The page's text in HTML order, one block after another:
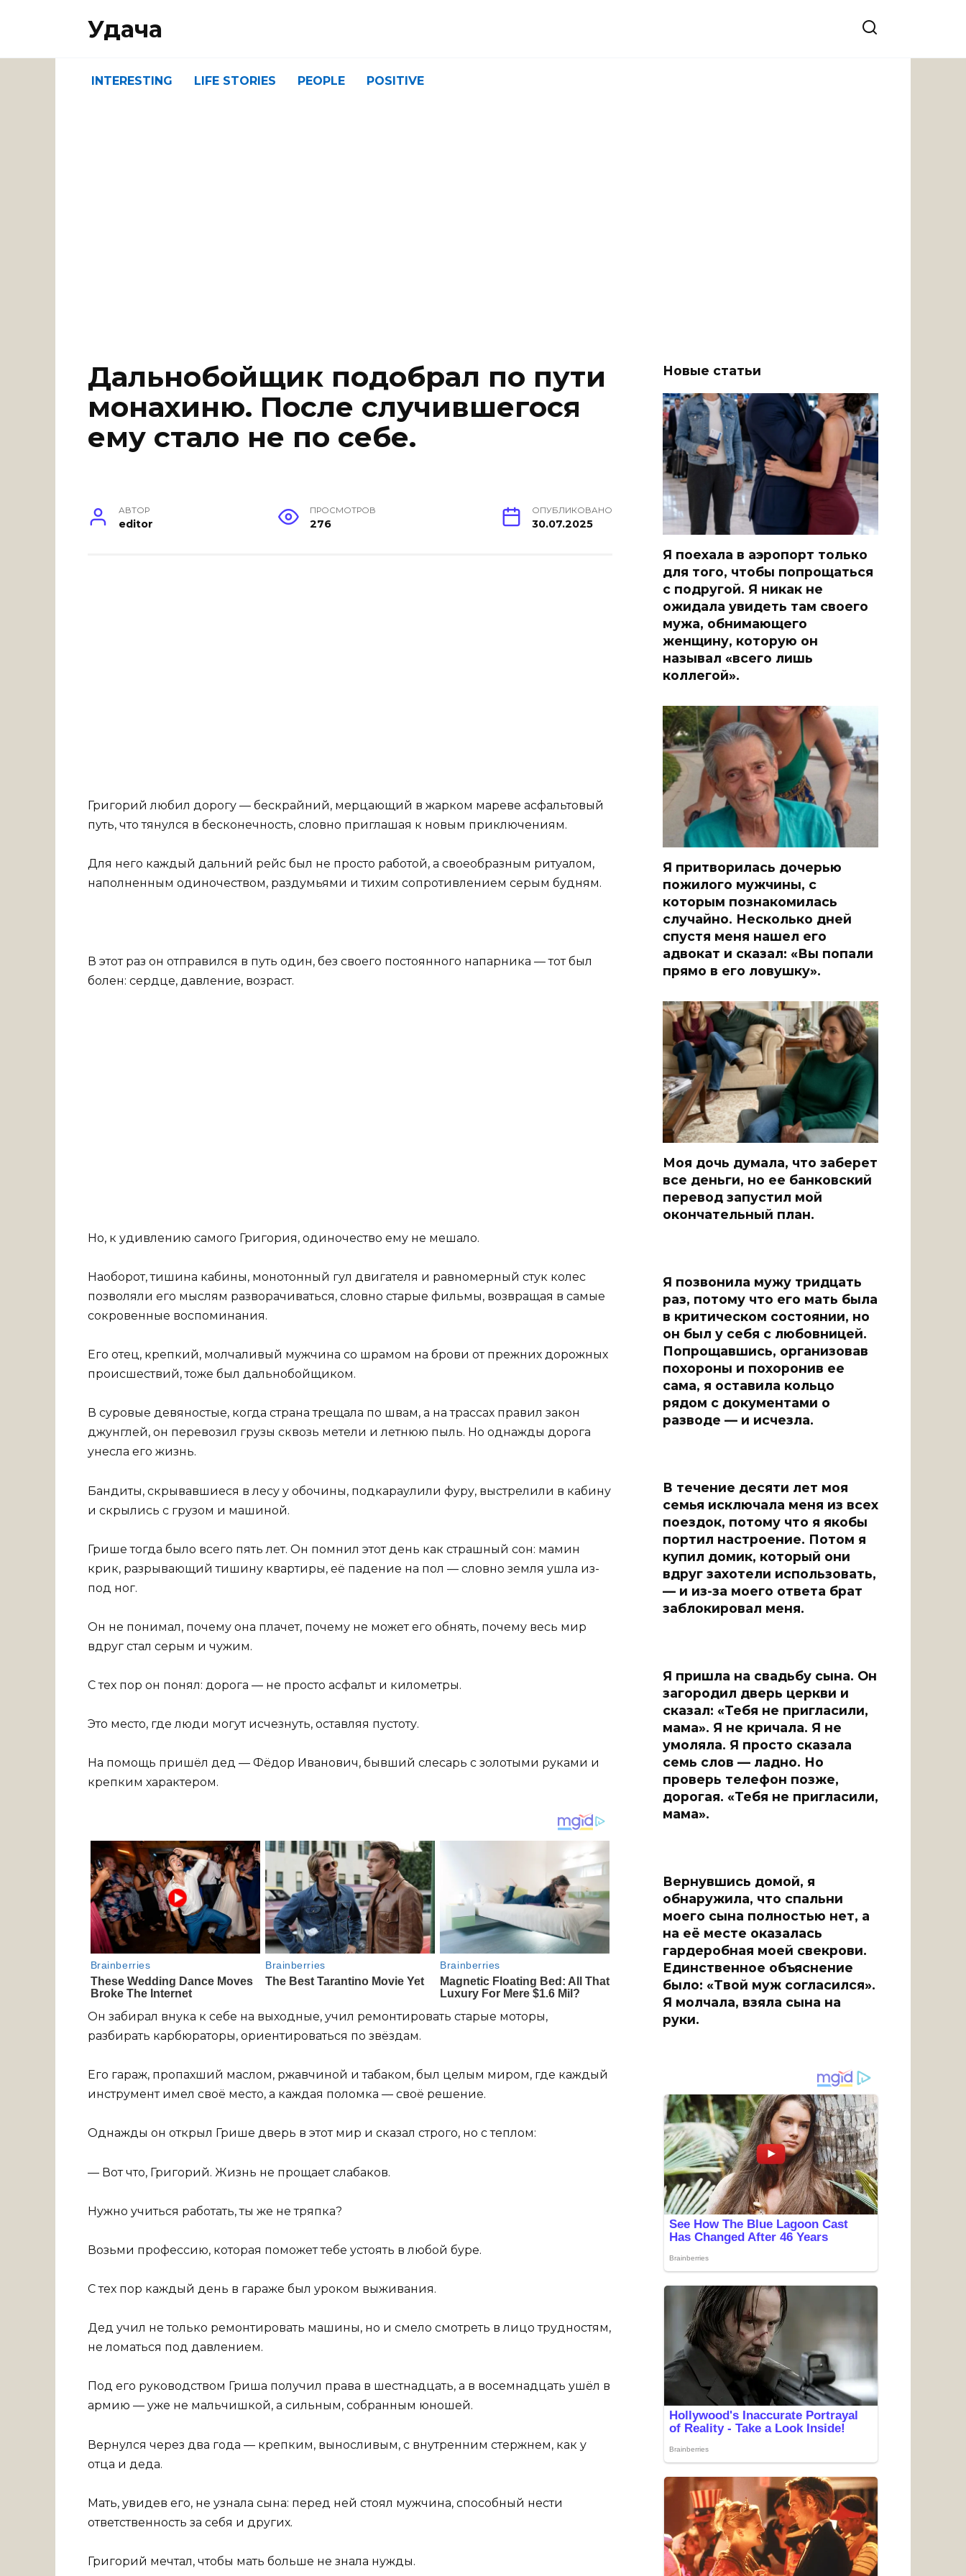
Удача
INTERESTING LIFE STORIES PEOPLE POSITIVE
Дальнобойщик подобрал по пути
монахиню. После случившегося
ему стало не по себе.
АВТОР
editor
ПРОСМОТРОВ
276
ОПУБЛИКОВАНО
30.07.2025
Григорий любил дорогу — бескрайний, мерцающий в жарком мареве асфальтовый
путь, что тянулся в бесконечность, словно приглашая к новым приключениям.
Для него каждый дальний рейс был не просто работой, а своеобразным ритуалом,
наполненным одиночеством, раздумьями и тихим сопротивлением серым будням.
В этот раз он отправился в путь один, без своего постоянного напарника — тот был
болен: сердце, давление, возраст.
Но, к удивлению самого Григория, одиночество ему не мешало.
Наоборот, тишина кабины, монотонный гул двигателя и равномерный стук колес
позволяли его мыслям разворачиваться, словно старые фильмы, возвращая в самые
сокровенные воспоминания.
Его отец, крепкий, молчаливый мужчина со шрамом на брови от прежних дорожных
происшествий, тоже был дальнобойщиком.
В суровые девяностые, когда страна трещала по швам, а на трассах правил закон
джунглей, он перевозил грузы сквозь метели и летнюю пыль. Но однажды дорога
унесла его жизнь.
Бандиты, скрывавшиеся в лесу у обочины, подкараулили фуру, выстрелили в кабину
и скрылись с грузом и машиной.
Грише тогда было всего пять лет. Он помнил этот день как страшный сон: мамин
крик, разрывающий тишину квартиры, её падение на пол — словно земля ушла из-
под ног.
Он не понимал, почему она плачет, почему не может его обнять, почему весь мир
вдруг стал серым и чужим.
С тех пор он понял: дорога — не просто асфальт и километры.
Это место, где люди могут исчезнуть, оставляя пустоту.
На помощь пришёл дед — Фёдор Иванович, бывший слесарь с золотыми руками и
крепким характером.
Он забирал внука к себе на выходные, учил ремонтировать старые моторы,
разбирать карбюраторы, ориентироваться по звёздам.
Его гараж, пропахший маслом, ржавчиной и табаком, был целым миром, где каждый
инструмент имел своё место, а каждая поломка — своё решение.
Однажды он открыл Грише дверь в этот мир и сказал строго, но с теплом:
— Вот что, Григорий. Жизнь не прощает слабаков.
Нужно учиться работать, ты же не тряпка?
Возьми профессию, которая поможет тебе устоять в любой буре.
С тех пор каждый день в гараже был уроком выживания.
Дед учил не только ремонтировать машины, но и смело смотреть в лицо трудностям,
не ломаться под давлением.
Под его руководством Гриша получил права в шестнадцать, а в восемнадцать ушёл в
армию — уже не мальчишкой, а сильным, собранным юношей.
Вернулся через два года — крепким, выносливым, с внутренним стержнем, как у
отца и деда.
Мать, увидев его, не узнала сына: перед ней стоял мужчина, способный нести
ответственность за себя и других.
Григорий мечтал, чтобы мать больше не знала нужды.
Новые статьи
Я поехала в аэропорт только
для того, чтобы попрощаться
с подругой. Я никак не
ожидала увидеть там своего
мужа, обнимающего
женщину, которую он
называл «всего лишь
коллегой».
Я притворилась дочерью
пожилого мужчины, с
которым познакомилась
случайно. Несколько дней
спустя меня нашел его
адвокат и сказал: «Вы попали
прямо в его ловушку».
Моя дочь думала, что заберет
все деньги, но ее банковский
перевод запустил мой
окончательный план.
Я позвонила мужу тридцать
раз, потому что его мать была
в критическом состоянии, но
он был у себя с любовницей.
Попрощавшись, организовав
похороны и похоронив ее
сама, я оставила кольцо
рядом с документами о
разводе — и исчезла.
В течение десяти лет моя
семья исключала меня из всех
поездок, потому что я якобы
портил настроение. Потом я
купил домик, который они
вдруг захотели использовать,
— и из-за моего ответа брат
заблокировал меня.
Я пришла на свадьбу сына. Он
загородил дверь церкви и
сказал: «Тебя не пригласили,
мама». Я не кричала. Я не
умоляла. Я просто сказала
семь слов — ладно. Но
проверь телефон позже,
дорогая. «Тебя не пригласили,
мама».
Вернувшись домой, я
обнаружила, что спальни
моего сына полностью нет, а
на её месте оказалась
гардеробная моей свекрови.
Единственное объяснение
было: «Твой муж согласился».
Я молчала, взяла сына на
руки.